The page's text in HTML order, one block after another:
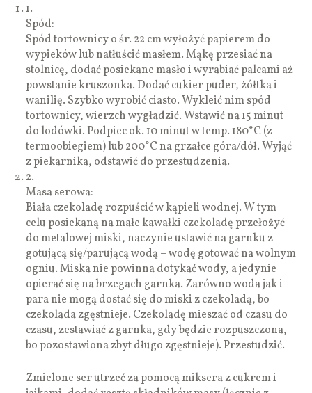
1.
Spód:
Spód tortownicy o śr. 22 cm wyłożyć papierem do
wypieków lub natłuścić masłem. Mąkę przesiać na
stolnicę, dodać posiekane masło i wyrabiać palcami aż
powstanie kruszonka. Dodać cukier puder, żółtka i
wanilię. Szybko wyrobić ciasto. Wykleić nim spód
tortownicy, wierzch wygładzić. Wstawić na 15 minut
do lodówki. Podpiec ok. 10 minut w temp. 180°C (z
termoobiegiem) lub 200°C na grzałce góra/dół. Wyjąć
z piekarnika, odstawić do przestudzenia.
2.
Masa serowa:
Biała czekoladę rozpuścić w kąpieli wodnej. W tym
celu posiekaną na małe kawałki czekoladę przełożyć
do metalowej miski, naczynie ustawić na garnku z
gotującą się/parującą wodą – wodę gotować na wolnym
ogniu. Miska nie powinna dotykać wody, a jedynie
opierać się na brzegach garnka. Zarówno woda jak i
para nie mogą dostać się do miski z czekoladą, bo
czekolada zgęstnieje. Czekoladę mieszać od czasu do
czasu, zestawiać z garnka, gdy będzie rozpuszczona,
bo pozostawiona zbyt długo zgęstnieje). Przestudzić.
Zmielone ser utrzeć za pomocą miksera z cukrem i